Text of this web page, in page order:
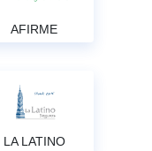
AFIRME
LA LATINO